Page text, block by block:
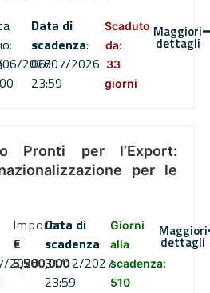
2026
Data di
scadenza:
06/07/2026
23:59
Scaduto
da:
33
giorni
Maggiori
dettagli
Pronti per l’Export:
per le
2026
Importo
€
5,500,000
Data di
scadenza:
31/12/2027
23:59
Giorni
alla
scadenza:
510
Maggiori
dettagli